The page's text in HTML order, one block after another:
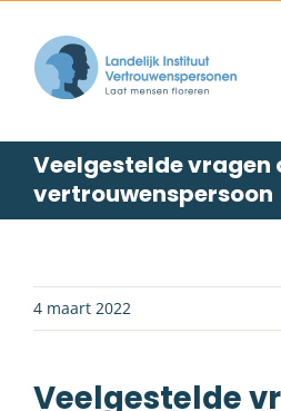
content
Veelgestelde vragen
vertrouwenspersoon
4 maart 2022
Veelgestelde